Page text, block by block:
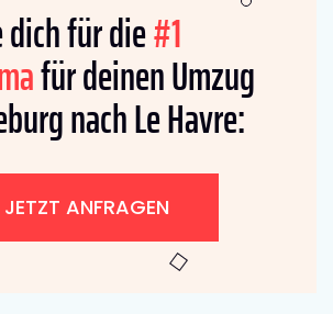
dich für die#1
für deinen Umzug
nach Le Havre:
JETZT ANFRAGEN